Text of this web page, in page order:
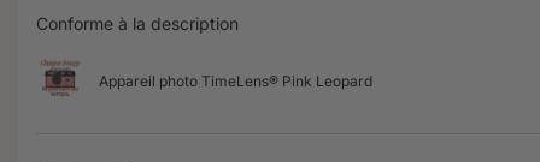
Conforme à la description
Appareil photo TimeLens® Pink Leopard